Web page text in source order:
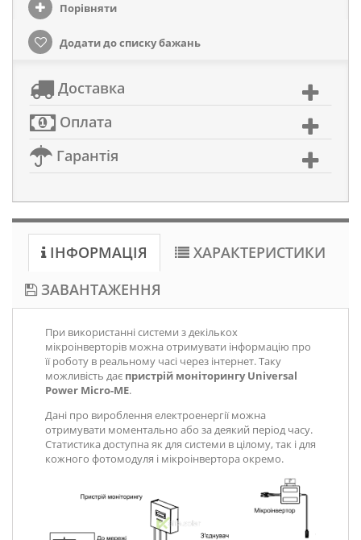
Порівняти
Додати до списку бажань
Доставка
Оплата
Гарантія
ІНФОРМАЦІЯ
ХАРАКТЕРИСТИКИ
ЗАВАНТАЖЕННЯ
При використанні системи з декількох
мікроінверторів можна отримувати інформацію про
її роботу в реальному часі через інтернет. Таку
можливість дає пристрій моніторингу Universal
Power Micro-ME.
Дані про вироблення електроенергії можна
отримувати моментально або за деякий період часу.
Статистика доступна як для системи в цілому, так і для
кожного фотомодуля і мікроінвертора окремо.